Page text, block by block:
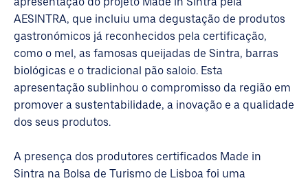
AESINTRA, que incluiu uma degustação de produtos
gastronómicos já reconhecidos pela certificação,
como o mel, as famosas queijadas de Sintra, barras
biológicas e o tradicional pão saloio. Esta
apresentação sublinhou o compromisso da região em
promover a sustentabilidade, a inovação e a qualidade
dos seus produtos.
A presença dos produtores certificados Made in
Sintra na Bolsa de Turismo de Lisboa foi uma